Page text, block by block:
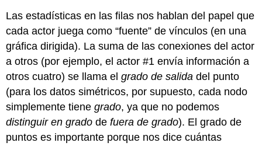
Las estadísticas en las filas nos hablan del papel que
cada actor juega como “fuente” de vínculos (en una
gráfica dirigida). La suma de las conexiones del actor
a otros (por ejemplo, el actor #1 envía información a
otros cuatro) se llama elgrado de salida del punto
(para los datos simétricos, por supuesto, cada nodo
simplemente tienegrado, ya que no podemos
distinguir en grado defuera de grado). El grado de
puntos es importante porque nos dice cuántas